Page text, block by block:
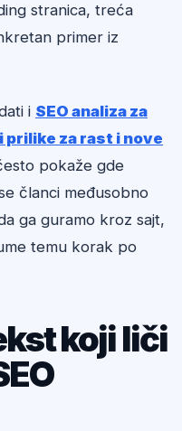
stranica, treća
primer iz
i SEO analiza za
prilike za rast i nove
pokaže gde
članci međusobno
ga guramo kroz sajt,
temu korak po
koji liči